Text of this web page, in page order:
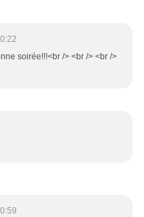
soirée!!!<br /> <br /> <br />